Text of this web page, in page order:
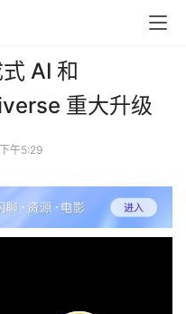
AI 和
重大升级
午5:29